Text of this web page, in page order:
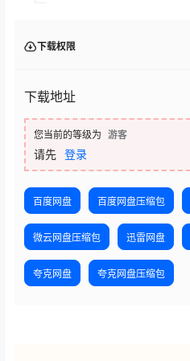
下载权限
下载地址
您当前的等级为 游客
请先 登录
百度网盘 百度网盘压缩包
微云网盘压缩包 迅雷网盘
夸克网盘 夸克网盘压缩包